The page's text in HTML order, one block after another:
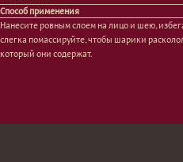
Способ применения
Нанесите ровным слоем на лицо и шею,
слегка помассируйте, чтобы шарики
который они содержат.
Средства
Восстановление
Маски и патчи
Уход за губами
Декоротивная косметика
Кондиционеры/бальзамы